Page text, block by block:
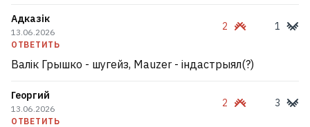
Адказік
13.06.2026
ОТВЕТИТЬ
2 1
Валік Грышко - шугейз, Mauzer - індастрыял(?)
Георгий
13.06.2026
ОТВЕТИТЬ
2 3